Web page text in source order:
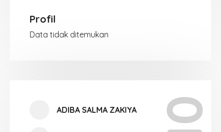
Profil
Data tidak ditemukan
ADIBA SALMA ZAKIYA